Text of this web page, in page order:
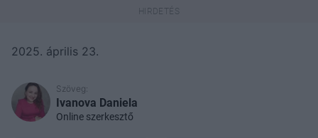
2025. április 23.
Szöveg:
Ivanova Daniela
Online szerkesztő